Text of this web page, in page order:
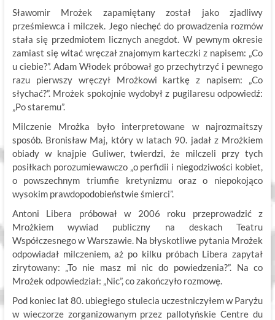
Sławomir Mrożek zapamiętany został jako zjadliwy
prześmiewca i milczek. Jego niechęć do prowadzenia rozmów
stała się przedmiotem licznych anegdot. W pewnym okresie
zamiast się witać wręczał znajomym karteczki z napisem: „Co
u ciebie?”. Adam Włodek próbował go przechytrzyć i pewnego
razu pierwszy wręczył Mrożkowi kartkę z napisem: „Co
słychać?”. Mrożek spokojnie wydobył z pugilaresu odpowiedź:
„Po staremu”.
Milczenie Mrożka było interpretowane w najrozmaitszy
sposób. Bronisław Maj, który w latach 90. jadał z Mrożkiem
obiady w knajpie Guliwer, twierdzi, że milczeli przy tych
posiłkach porozumiewawczo „o perfidii i niegodziwości kobiet,
o powszechnym triumfie kretynizmu oraz o niepokojąco
wysokim prawdopodobieństwie śmierci”.
Antoni Libera próbował w 2006 roku przeprowadzić z
Mrożkiem wywiad publiczny na deskach Teatru
Współczesnego w Warszawie. Na błyskotliwe pytania Mrożek
odpowiadał milczeniem, aż po kilku próbach Libera zapytał
zirytowany: „To nie masz mi nic do powiedzenia?”. Na co
Mrożek odpowiedział: „Nic”, co zakończyło rozmowę.
Pod koniec lat 80. ubiegłego stulecia uczestniczyłem w Paryżu
w wieczorze zorganizowanym przez pallotyńskie Centre du